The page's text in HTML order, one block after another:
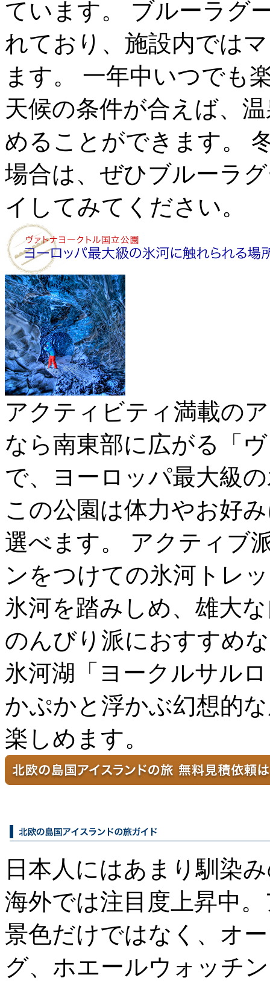
ています。 ブルーラグ
れており、施設内では
ます。 一年中いつでも
天候の条件が合えば、
めることができます。
場合は、ぜひブルーラ
イしてみてください。
アクティビティ満載の
なら南東部に広がる「
で、ヨーロッパ最大級
この公園は体力やお好
選べます。 アクティブ
ンをつけての氷河トレ
氷河を踏みしめ、雄大
のんびり派におすすめ
氷河湖「ヨークルサル
かぷかと浮かぶ幻想的
楽しめます。
日本人にはあまり馴染
海外では注目度上昇中
景色だけではなく、オ
グ、ホエールウォッチ